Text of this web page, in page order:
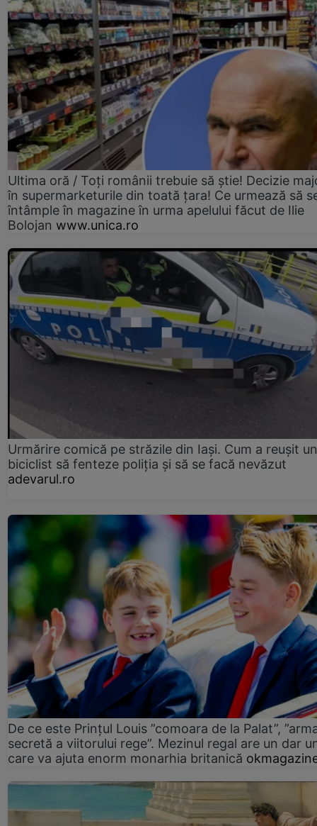
Ultima oră / Toți românii trebuie să știe! Decizie
în supermarketurile din toată țara! Ce urmează să
întâmple în magazine în urma apelului făcut de Ilie
Bolojan www.unica.ro
Urmărire comică pe străzile din Iași. Cum a reușit un
biciclist să fenteze poliția și să se facă nevăzut
adevarul.ro
De ce este Prințul Louis ”comoara de la Palat”,
secretă a viitorului rege”. Mezinul regal are un dar
care va ajuta enorm monarhia britanică